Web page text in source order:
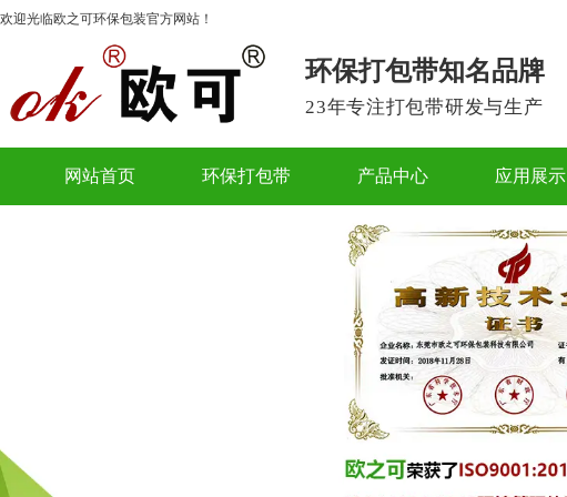
欢迎光临欧之可环保包装官方网站！
环保打包带知名品牌
23年专注打包带研发与生产
网站首页 环保打包带 产品中心 应用展示